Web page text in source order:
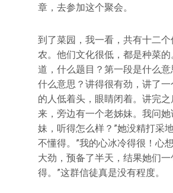
章，去参加这个聚会。
到了菜园，我一看，共有十二
农。他们文化很低，都是种菜
道，什么题目？第一段是什么
什么意思？讲得很有劲，讲了
的人低着头，眼睛闭着。讲完
来，旁边有一个老姊妹。我问她
妹，听得怎么样？”她没精打采
不懂得。”我的心冰冷得很！心
大劲，预备了半天，结果她们
得。”这群信徒真是没有程度。